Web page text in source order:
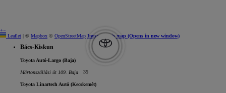
35
+−
Leaflet | © Mapbox © OpenStreetMap Improve this map (Opens in new window)
Bács-Kiskun
Toyota Autó-Largo (Baja)
Mártonszállási út 109. Baja
Toyota Linartech Autó (Kecskemét)